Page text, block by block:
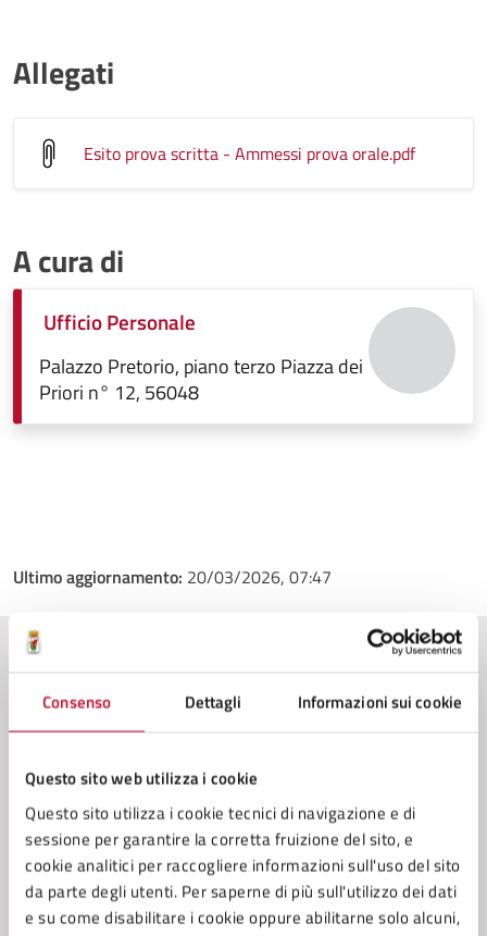
Consenso Dettagli Informazioni sui cookie
Questo sito web utilizza i cookie
Questo sito utilizza i cookie tecnici di navigazione e di
sessione per garantire la corretta fruizione del sito, e
cookie analitici per raccogliere informazioni sull'uso del sito
da parte degli utenti. Per saperne di più sull'utilizzo dei dati
e su come disabilitare i cookie oppure abilitarne solo alcuni,
Allegati
Esito prova scritta - Ammessi prova orale.pdf
A cura di
Ufficio Personale
Palazzo Pretorio, piano terzo Piazza dei
Priori n° 12, 56048
Ultimo aggiornamento: 20/03/2026, 07:47
Contenuti correlati
Conferenza Zonale per l’Educazione e l’Istruzione
della Zona Val di Cecina
Servizio Cultura
Servizio Tributi